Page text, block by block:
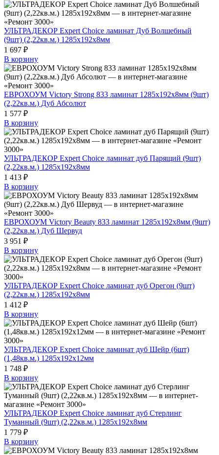
УЛЬТРАДЕКОР Expert Choice ламинат Дуб Волшебный
(9шт) (2,22кв.м.) 1285х192х8мм
1 697 ₽
В корзину
ЕВРОХОУМ Victory Strong 833 ламинат 1285х192х8мм (9шт)
(2,22кв.м.) Дуб Абсолют
1 577 ₽
В корзину
УЛЬТРАДЕКОР Expert Choice ламинат дуб Парящий (9шт)
(2,22кв.м.) 1285х192х8мм
1 413 ₽
В корзину
ЕВРОХОУМ Victory Beauty 833 ламинат 1285х192х8мм (9шт)
(2,22кв.м.) Дуб Шервуд
3 951 ₽
В корзину
УЛЬТРАДЕКОР Expert Choice ламинат дуб Орегон (9шт)
(2,22кв.м.) 1285х192х8мм
1 412 ₽
В корзину
УЛЬТРАДЕКОР Expert Choice ламинат дуб Шейр (6шт)
(1,48кв.м.) 1285х192х12мм
1 748 ₽
В корзину
УЛЬТРАДЕКОР Expert Choice ламинат дуб Стерлинг
Туманный (9шт) (2,22кв.м.) 1285х192х8мм
1 779 ₽
В корзину